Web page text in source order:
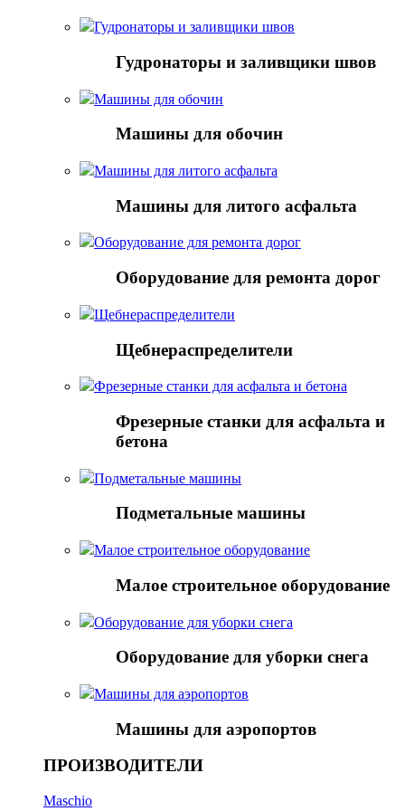
Гудронаторы и заливщики швов
Гудронаторы и заливщики швов
Машины для обочин
Машины для обочин
Машины для литого асфальта
Машины для литого асфальта
Оборудование для ремонта дорог
Оборудование для ремонта дорог
Щебнераспределители
Щебнераспределители
Фрезерные станки для асфальта и бетона
Фрезерные станки для асфальта и
бетона
Подметальные машины
Подметальные машины
Малое строительное оборудование
Малое строительное оборудование
Оборудование для уборки снега
Оборудование для уборки снега
Mашины для аэропортов
Mашины для аэропортов
ПРОИЗВОДИТЕЛИ
Maschio